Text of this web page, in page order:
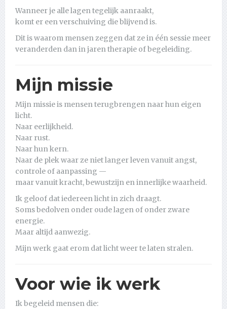
Wanneer je alle lagen tegelijk aanraakt,
komt er een verschuiving die blijvend is.
Dit is waarom mensen zeggen dat ze in één sessie meer
veranderden dan in jaren therapie of begeleiding.
Mijn missie
Mijn missie is mensen terugbrengen naar hun eigen
licht.
Naar eerlijkheid.
Naar rust.
Naar hun kern.
Naar de plek waar ze niet langer leven vanuit angst,
controle of aanpassing —
maar vanuit kracht, bewustzijn en innerlijke waarheid.
Ik geloof dat iedereen licht in zich draagt.
Soms bedolven onder oude lagen of onder zware
energie.
Maar altijd aanwezig.
Mijn werk gaat erom dat licht weer te laten stralen.
Voor wie ik werk
Ik begeleid mensen die: